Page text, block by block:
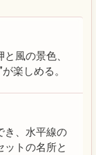
風の景色、
楽しめる。
き、水平線の
トの名所と